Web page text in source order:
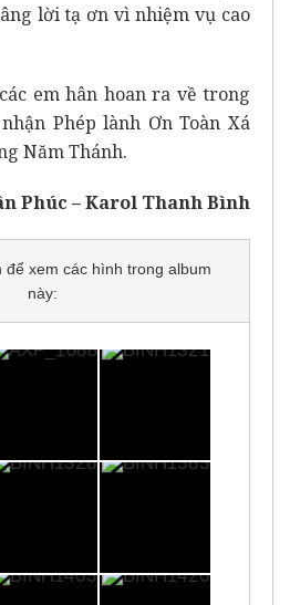
lời tạ ơn vì nhiệm vụ cao
em hân hoan ra về trong
Phép lành Ơn Toàn Xá
Năm Thánh.
Phúc – Karol Thanh Bình
để xem các hình trong album
này: